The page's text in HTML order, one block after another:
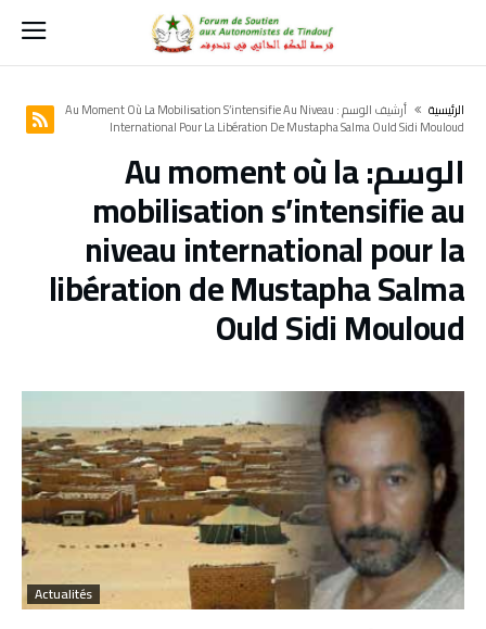
‫الرئيسية‬
‫أرشيف الوسم :‬ Au Moment Où La Mobilisation S’intensifie Au Niveau
International Pour La Libération De Mustapha Salma Ould Sidi Mouloud
الوسم:Au moment où la
mobilisation s’intensifie au
niveau international pour la
libération de Mustapha Salma
Ould Sidi Mouloud
Actualités